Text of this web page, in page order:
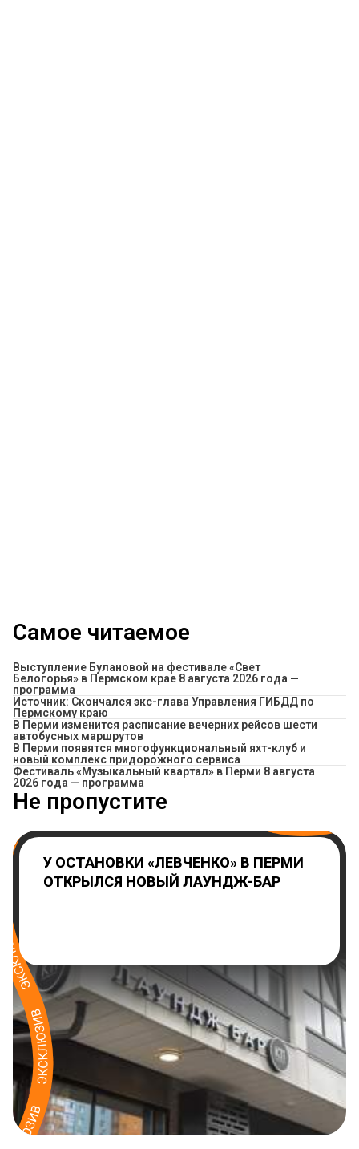
Самое читаемое
Выступление Булановой на фестивале «Свет
Белогорья» в Пермском крае 8 августа 2026 года —
программа
Источник: Скончался экс-глава Управления ГИБДД по
Пермскому краю
​В Перми изменится расписание вечерних рейсов шести
автобусных маршрутов
В Перми появятся многофункциональный яхт-клуб и
новый комплекс придорожного сервиса
Фестиваль «Музыкальный квартал» в Перми 8 августа
2026 года — программа
Не пропустите
У ОСТАНОВКИ «ЛЕВЧЕНКО» В ПЕРМИ
ОТКРЫЛСЯ НОВЫЙ ЛАУНДЖ-БАР